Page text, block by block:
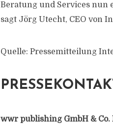
Beratung und Services nun
sagt Jörg Utecht, CEO von
Quelle: Pressemitteilung
wwr publishing GmbH & Co.